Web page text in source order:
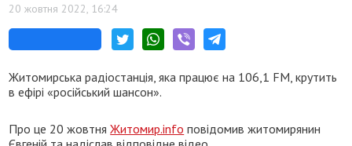
20 жовтня 2022, 16:24
Житомирська радіостанція, яка працює на 106,1 FM, крутить
в ефірі «російський шансон».
Про це 20 жовтняЖитомир.info повідомив житомирянин